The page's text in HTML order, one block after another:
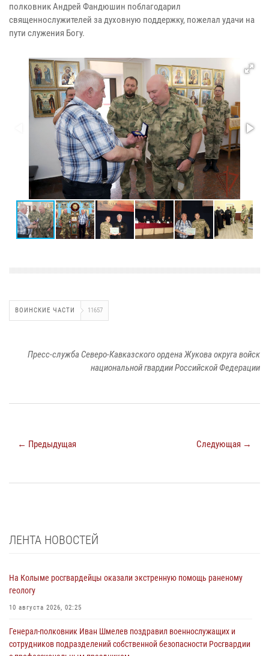
полковник Андрей Фандюшин поблагодарил
священнослужителей за духовную поддержку, пожелал удачи на
пути служения Богу.
ВОИНСКИЕ ЧАСТИ 11657
Пресс-служба Северо-Кавказского ордена Жукова округа войск
национальной гвардии Российской Федерации
← Предыдущая Следующая →
ЛЕНТА НОВОСТЕЙ
На Колыме росгвардейцы оказали экстренную помощь раненому
геологу
10 августа 2026, 02:25
Генерал-полковник Иван Шмелев поздравил военнослужащих и
сотрудников подразделений собственной безопасности Росгвардии